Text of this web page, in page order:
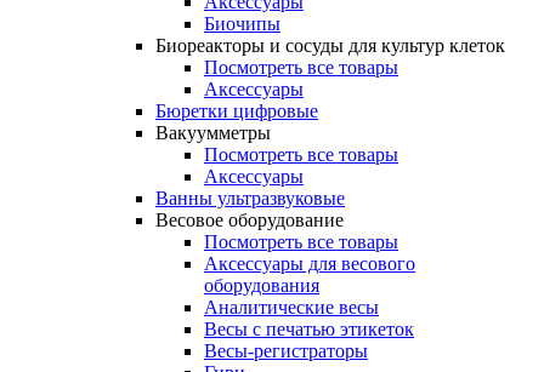
Биочипы
Биореакторы и сосуды для культур клеток
Посмотреть все товары
Аксессуары
Бюретки цифровые
Вакуумметры
Посмотреть все товары
Аксессуары
Ванны ультразвуковые
Весовое оборудование
Посмотреть все товары
Аксессуары для весового
оборудования
Аналитические весы
Весы с печатью этикеток
Весы-регистраторы